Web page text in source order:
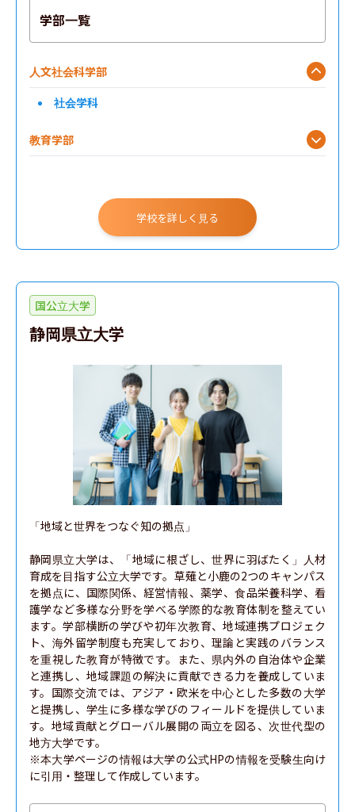
学部一覧
人文社会科学部
社会学科
教育学部
グローバル共創科学部学校を詳しく見る
国公立大学
静岡県立大学
「地域と世界をつなぐ知の拠点」
静岡県立大学は、「地域に根ざし、世界に羽ばたく」人材
育成を目指す公立大学です。草薙と小鹿の2つのキャンパス
を拠点に、国際関係、経営情報、薬学、食品栄養科学、看
護学など多様な分野を学べる学際的な教育体制を整えてい
ます。学部横断の学びや初年次教育、地域連携プロジェク
ト、海外留学制度も充実しており、理論と実践のバランス
を重視した教育が特徴です。また、県内外の自治体や企業
と連携し、地域課題の解決に貢献できる力を養成していま
す。国際交流では、アジア・欧米を中心とした多数の大学
と提携し、学生に多様な学びのフィールドを提供していま
す。地域貢献とグローバル展開の両立を図る、次世代型の
地方大学です。
※本大学ページの情報は大学の公式HPの情報を受験生向け
に引用・整理して作成しています。